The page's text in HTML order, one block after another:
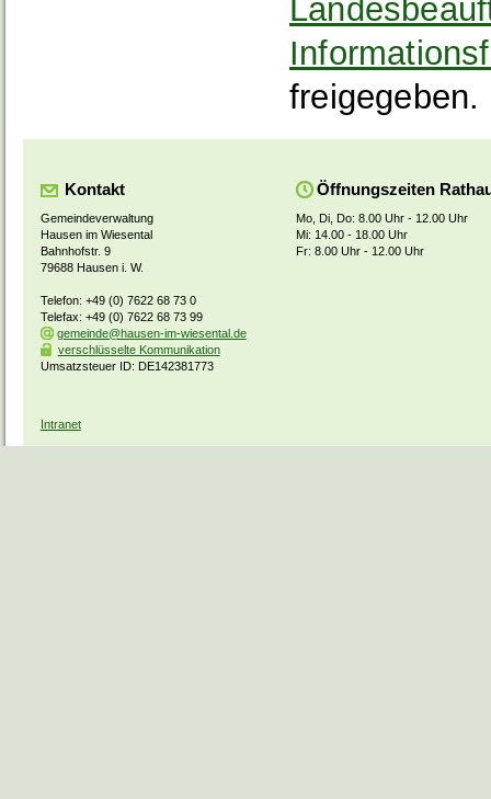
freigegeben.
Kontakt
Gemeindeverwaltung
Hausen im Wiesental
Bahnhofstr. 9
79688 Hausen i. W.
Telefon: +49 (0) 7622 68 73 0
Telefax: +49 (0) 7622 68 73 99
gemeinde@hausen-im-wiesental.de
verschlüsselte Kommunikation
Umsatzsteuer ID: DE142381773
Öffnungszeiten
Mo, Di, Do: 8.00 Uhr - 12.00 Uhr
Mi: 14.00 - 18.00 Uhr
Fr: 8.00 Uhr - 12.00 Uhr
Intranet